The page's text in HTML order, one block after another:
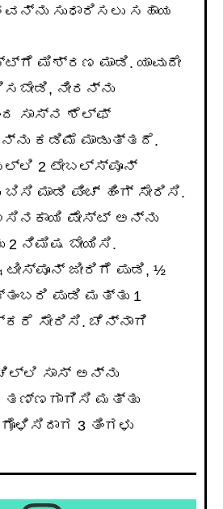
ಸುಧಾರಿಸಲು ಸಹಾಯ
ಮಿಶ್ರಣ ಮಾಡಿ. ಯಾವುದೇ
ನೀರನ್ನು
ಸಾಸ್‌ನ ಶೆಲ್ಫ್
ಕಡಿಮೆ ಮಾಡುತ್ತದೆ.
2 ಟೇಬಲ್ಸ್ಪೂನ್
ಮಾಡಿ ಪಿಂಚ್ ಹಿಂಗ್ ಸೇರಿಸಿ.
ಪೇಸ್ಟ್ ಅನ್ನು
2 ನಿಮಿಷ ಬೇಯಿಸಿ.
ಜೀರಿಗೆ ಪುಡಿ, ½
ಪುಡಿ ಮತ್ತು 1
ಸೇರಿಸಿ. ಚೆನ್ನಾಗಿ
ಸಾಸ್ ಅನ್ನು
ತಣ್ಣಗಾಗಿಸಿ ಮತ್ತು
3 ತಿಂಗಳು